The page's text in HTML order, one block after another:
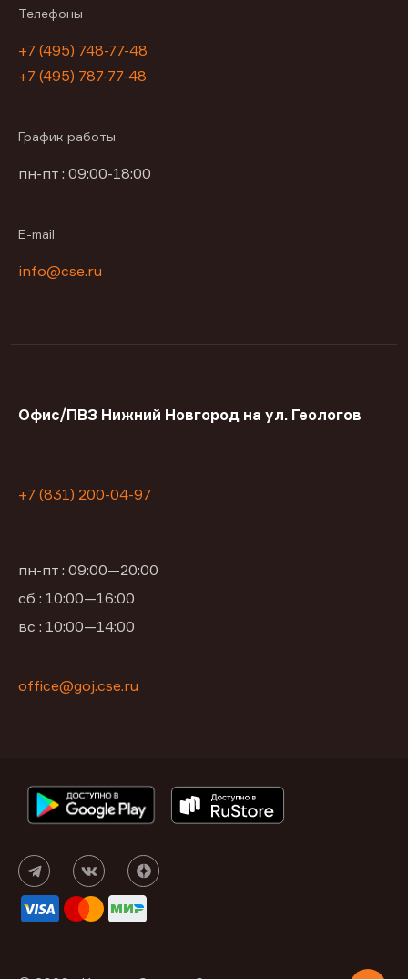
Телефоны
+7 (495) 748-77-48
+7 (495) 787-77-48
График работы
пн-пт : 09:00-18:00
E-mail
info@cse.ru
Офис/ПВЗ Нижний Новгород на ул. Геологов
+7 (831) 200-04-97
пн-пт : 09:00—20:00
сб : 10:00—16:00
вс : 10:00—14:00
office@goj.cse.ru